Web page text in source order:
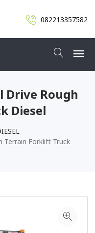
082213357582
Drive Rough
Diesel
Terrain Forklift Truck